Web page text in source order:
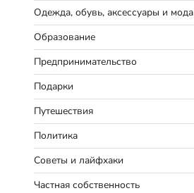
Одежда, обувь, аксессуары и мода
Образование
Предпринимательство
Подарки
Путешествия
Политика
Советы и лайфхаки
Частная собственность